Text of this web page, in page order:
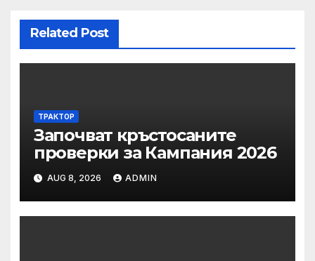
Related Post
ТРАКТОР
Започват кръстосаните
проверки за Кампания 2026
AUG 8, 2026 ADMIN